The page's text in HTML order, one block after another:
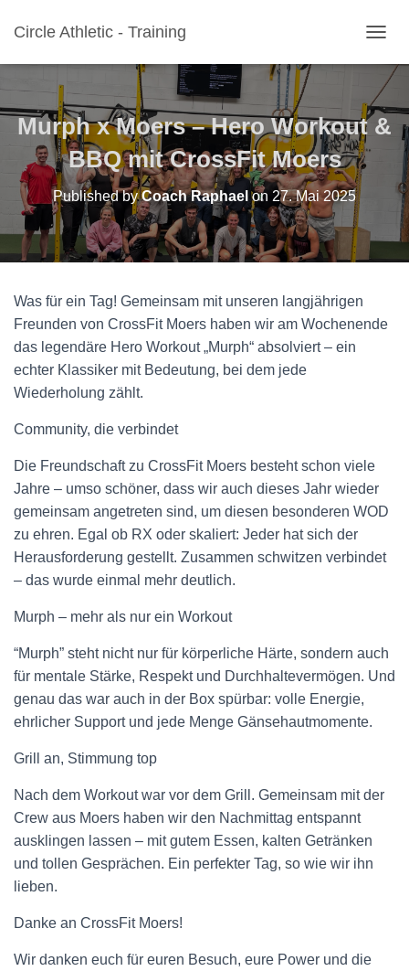
Circle Athletic - Training
A
I
G
A
L
Murph x Moers – Hero Workout &
BBQ mit CrossFit Moers
Published byCoach Raphael on 27. Mai 2025
Was für ein Tag! Gemeinsam mit unseren langjährigen
Freunden von CrossFit Moers haben wir am Wochenende
das legendäre Hero Workout „Murph“ absolviert – ein
echter Klassiker mit Bedeutung, bei dem jede
Wiederholung zählt.
Community, die verbindet
Die Freundschaft zu CrossFit Moers besteht schon viele
Jahre – umso schöner, dass wir auch dieses Jahr wieder
gemeinsam angetreten sind, um diesen besonderen WOD
zu ehren. Egal ob RX oder skaliert: Jeder hat sich der
Herausforderung gestellt. Zusammen schwitzen verbindet
– das wurde einmal mehr deutlich.
Murph – mehr als nur ein Workout
“Murph” steht nicht nur für körperliche Härte, sondern auch
für mentale Stärke, Respekt und Durchhaltevermögen. Und
genau das war auch in der Box spürbar: volle Energie,
ehrlicher Support und jede Menge Gänsehautmomente.
Grill an, Stimmung top
Nach dem Workout war vor dem Grill. Gemeinsam mit der
Crew aus Moers haben wir den Nachmittag entspannt
ausklingen lassen – mit gutem Essen, kalten Getränken
und tollen Gesprächen. Ein perfekter Tag, so wie wir ihn
lieben.
Danke an CrossFit Moers!
Wir danken euch für euren Besuch, eure Power und die